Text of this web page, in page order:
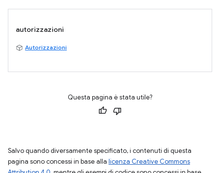
autorizzazioni
Autorizzazioni
Questa pagina è stata utile?
Salvo quando diversamente specificato, i contenuti di questa
pagina sono concessi in base alla licenza Creative Commons